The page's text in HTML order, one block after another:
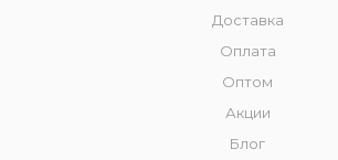
Доставка
Оплата
Оптом
Акции
Блог